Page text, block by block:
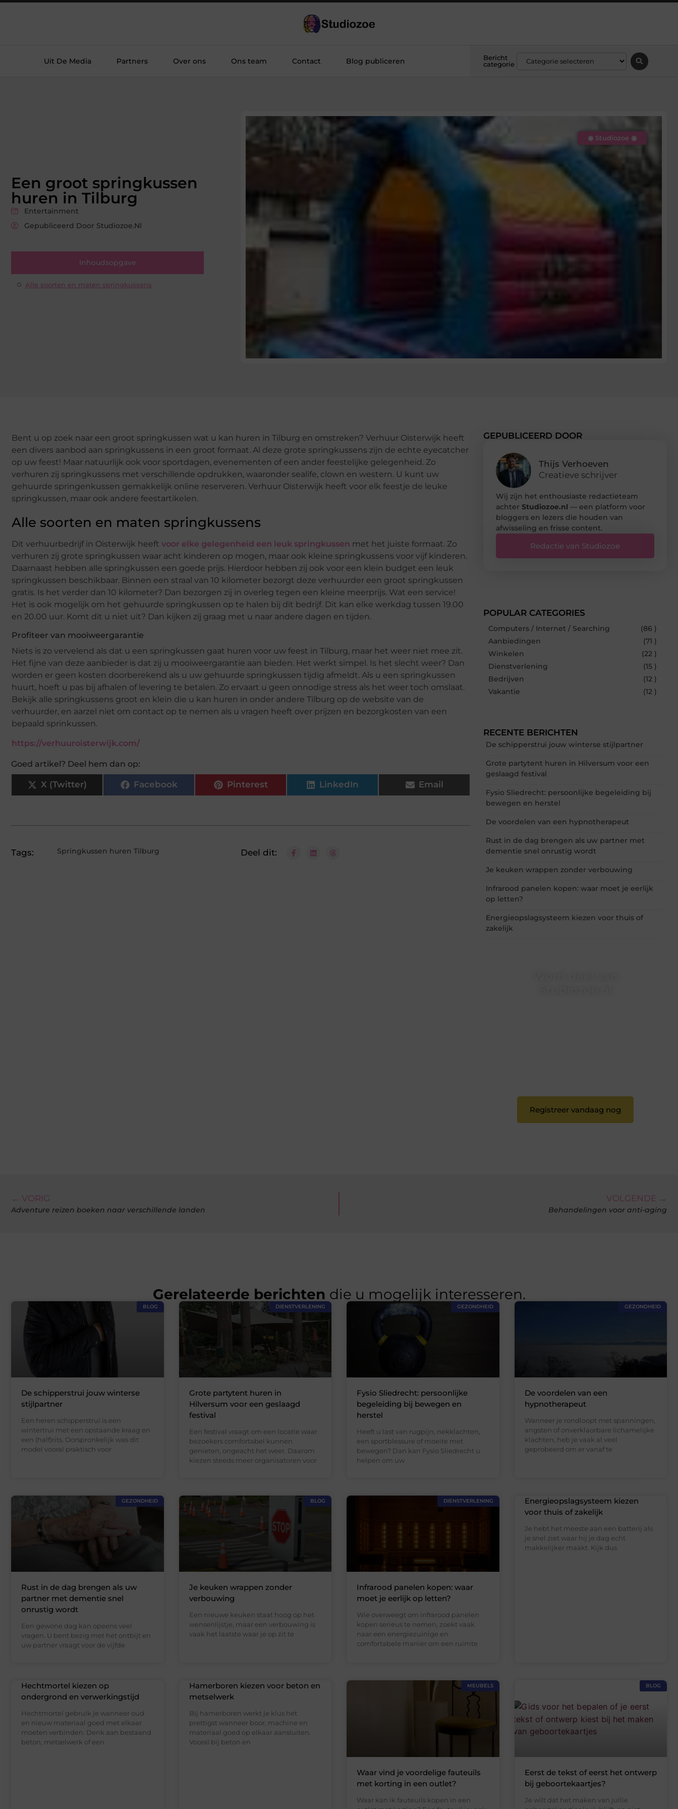
Uit De Media Partners Over ons Ons team Contact Blog publiceren
Bericht
categorie
Een groot springkussen
huren in Tilburg
Entertainment
Gepubliceerd Door Studiozoe.nl
Inhoudsopgave
Alle soorten en maten springkussens
◉ Studiozoe ◉
Bent u op zoek naar een groot springkussen wat u kan huren in Tilburg en omstreken? Verhuur Oisterwijk heeft
een divers aanbod aan springkussens in een groot formaat. Al deze grote springkussens zijn de echte eyecatcher
op uw feest! Maar natuurlijk ook voor sportdagen, evenementen of een ander feestelijke gelegenheid. Zo
verhuren zij springkussens met verschillende opdrukken, waaronder sealife, clown en western. U kunt uw
gehuurde springenkussen gemakkelijk online reserveren. Verhuur Oisterwijk heeft voor elk feestje de leuke
springkussen, maar ook andere feestartikelen.
Alle soorten en maten springkussens
Dit verhuurbedrijf in Oisterwijk heeft voor elke gelegenheid een leuk springkussen met het juiste formaat. Zo
verhuren zij grote springkussen waar acht kinderen op mogen, maar ook kleine springkussens voor vijf kinderen.
Daarnaast hebben alle springkussen een goede prijs. Hierdoor hebben zij ook voor een klein budget een leuk
springkussen beschikbaar. Binnen een straal van 10 kilometer bezorgt deze verhuurder een groot springkussen
gratis. Is het verder dan 10 kilometer? Dan bezorgen zij in overleg tegen een kleine meerprijs. Wat een service!
Het is ook mogelijk om het gehuurde springkussen op te halen bij dit bedrijf. Dit kan elke werkdag tussen 19.00
en 20.00 uur. Komt dit u niet uit? Dan kijken zij graag met u naar andere dagen en tijden.
Profiteer van mooiweergarantie
Niets is zo vervelend als dat u een springkussen gaat huren voor uw feest in Tilburg, maar het weer niet mee zit.
Het fijne van deze aanbieder is dat zij u mooiweergarantie aan bieden. Het werkt simpel. Is het slecht weer? Dan
worden er geen kosten doorberekend als u uw gehuurde springkussen tijdig afmeldt. Als u een springkussen
huurt, hoeft u pas bij afhalen of levering te betalen. Zo ervaart u geen onnodige stress als het weer toch omslaat.
Bekijk alle springkussens groot en klein die u kan huren in onder andere Tilburg op de website van de
verhuurder, en aarzel niet om contact op te nemen als u vragen heeft over prijzen en bezorgkosten van een
bepaald sprinkussen.
https://verhuuroisterwijk.com/
Goed artikel? Deel hem dan op:
X (Twitter) Facebook Pinterest LinkedIn Email
Tags: Springkussen huren Tilburg Deel dit:
GEPUBLICEERD DOOR
Thijs Verhoeven
Creatieve schrijver
Wij zijn het enthousiaste redactieteam
achter Studiozoe.nl — een platform voor
bloggers en lezers die houden van
afwisseling en frisse content.
Redactie van Studiozoe
POPULAR CATEGORIES
Computers / Internet / Searching
(86 )
Aanbiedingen
(71 )
Winkelen
(22 )
Dienstverlening
(15 )
Bedrijven
(12 )
Vakantie
(12 )
RECENTE BERICHTEN
De schipperstrui jouw winterse stijlpartner
Grote partytent huren in Hilversum voor een
geslaagd festival
Fysio Sliedrecht: persoonlijke begeleiding bij
bewegen en herstel
De voordelen van een hypnotherapeut
Rust in de dag brengen als uw partner met
dementie snel onrustig wordt
Je keuken wrappen zonder verbouwing
Infrarood panelen kopen: waar moet je eerlijk
op letten?
Energieopslagsysteem kiezen voor thuis of
zakelijk
Registreer vandaag nog
← VORIG
Adventure reizen boeken naar verschillende landen
VOLGENDE →
Behandelingen voor anti-aging
Gerelateerde berichten die u mogelijk interesseren.
BLOG
De schipperstrui jouw winterse
stijlpartner
Een heren schipperstrui is een
wintertrui met een opstaande kraag en
een (half)rits. Oorspronkelijk was dit
model vooral praktisch voor
DIENSTVERLENING
Grote partytent huren in
Hilversum voor een geslaagd
festival
Een festival vraagt om een locatie waar
bezoekers comfortabel kunnen
genieten, ongeacht het weer. Daarom
kiezen steeds meer organisatoren voor
GEZONDHEID
Fysio Sliedrecht: persoonlijke
begeleiding bij bewegen en
herstel
Heeft u last van rugpijn, nekklachten,
een sportblessure of moeite met
bewegen? Dan kan Fysio Sliedrecht u
helpen om uw
GEZONDHEID
De voordelen van een
hypnotherapeut
Wanneer je rondloopt met spanningen,
angsten of onverklaorbare lichamelijke
klachten, heb je vaak al veel
geprobeerd om er vanaf te
GEZONDHEID
Rust in de dag brengen als uw
partner met dementie snel
onrustig wordt
Een gewone dag kan opeens veel
vragen. U bent bezig met het ontbijt en
uw partner vraagt voor de vijfde
BLOG
Je keuken wrappen zonder
verbouwing
Een nieuwe keuken staat hoog op het
wensenlijstje, maar een verbouwing is
vaak het laatste waar je op zit te
DIENSTVERLENING
Infrarood panelen kopen: waar
moet je eerlijk op letten?
Wie overweegt om infrarood panelen
kopen serieus te nemen, zoekt vaak
naar een energiezuinige en
comfortabele manier om een ruimte
Energieopslagsysteem kiezen
voor thuis of zakelijk
Je hebt het meeste aan een batterij als
je snel ziet waar hij je dag echt
makkelijker maakt. Kijk dus
Hechtmortel kiezen op
ondergrond en verwerkingstijd
Hechtmortel gebruik je wanneer oud
en nieuw materiaal goed met elkaar
moeten verbinden. Denk aan bestaand
beton, metselwerk of een
Hamerboren kiezen voor beton en
metselwerk
Bij hamerboren werkt je klus het
prettigst wanneer boor, machine en
materiaal goed op elkaar aansluiten.
Vooral bij beton en
MEUBELS
Waar vind je voordelige fauteuils
met korting in een outlet?
Waar kan ik fauteuils kopen in een
BLOG
Eerst de tekst of eerst het ontwerp
bij geboortekaartjes?
Je wilt dat het maken van jullie